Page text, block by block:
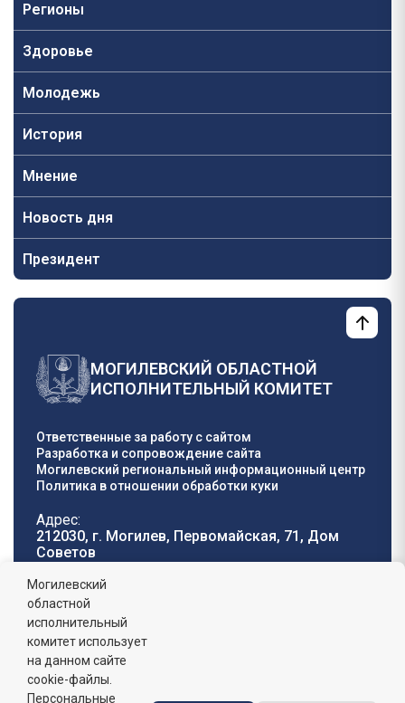
Регионы
Здоровье
Молодежь
История
Мнение
Новость дня
Президент
МОГИЛЕВСКИЙ ОБЛАСТНОЙ
ИСПОЛНИТЕЛЬНЫЙ КОМИТЕТ
Ответственные за работу с сайтом
Разработка и сопровождение сайта
Могилевский региональный информационный центр
Политика в отношении обработки куки
Адрес:
212030, г. Могилев, Первомайская, 71, Дом
Cоветов
Телефон горячей
линии:
8 (0222) 71-32-55
График работы:
пн-пт: 8.00 - 17.00, сб-вс: выходной,
обеденный перерыв: 13:00 - 14:00
Могилевский
областной
исполнительный
комитет использует
на данном сайте
cookie-файлы.
Персональные